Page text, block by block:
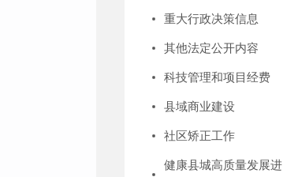
重大行政决策信息
其他法定公开内容
科技管理和项目经费
县域商业建设
社区矫正工作
健康县城高质量发展进